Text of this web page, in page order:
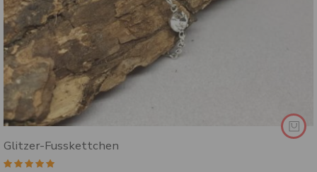
Glitzer-Fusskettchen